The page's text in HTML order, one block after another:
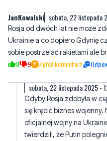
JanKowalski sobota, 22 listopada
Rosja od dwóch lat nie może
Ukrainie a co dopiero Gdynię
sobie postrzelać rakietami ale
8 9 Zgłoś komentarz
sobota, 22 listopada 2025 -
Gdyby Rosja zdobyła w
się kręcić biznes
oficjalnej wojny na
twierdzili, że Putin